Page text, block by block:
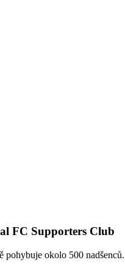
FC Supporters Club
pohybuje okolo 500 nadšenců.